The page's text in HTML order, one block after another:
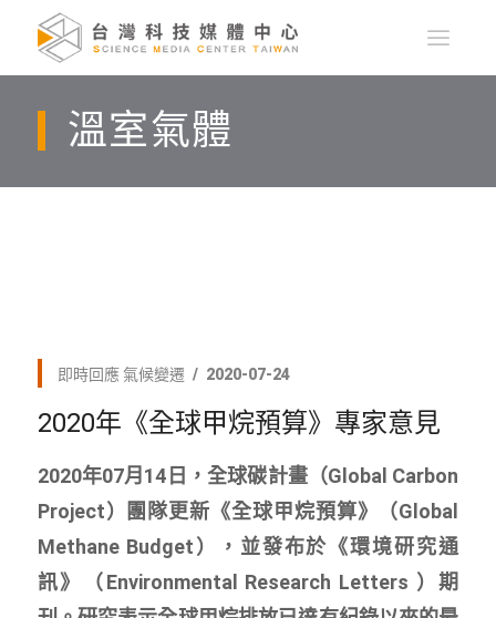
溫室氣體
即時回應 氣候變遷 2020-07-24
2020年《全球甲烷預算》專家意見
2020年07月14日，全球碳計畫（Global Carbon
Project）團隊更新《全球甲烷預算》（Global
Methane Budget），並發布於《環境研究通
訊》（Environmental Research Letters ）期